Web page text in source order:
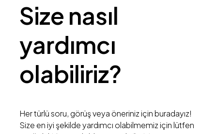
Size nasıl
yardımcı
olabiliriz?
Her türlü soru, görüş veya öneriniz için buradayız!
Size en iyi şekilde yardımcı olabilmemiz için lütfen